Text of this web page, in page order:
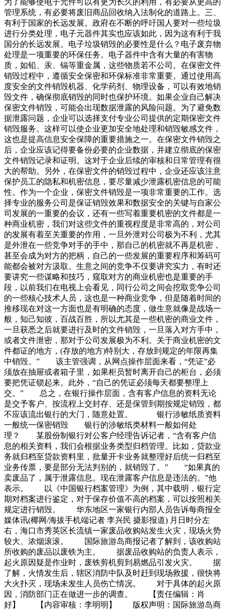
为了能够使电子元件可以有更为长久的利用，有必要从更高的
管理系统，有必要将废旧商品回收纳入法制化的道路上。三、
有利于国家的长远发展。政府在不断的呼吁国人要对一些垃圾
进行分类处理，电子元器件其实也应该如此，因为这有利于我
国分的长远发展。电子垃圾销毁的必要性是什么？电子废弃物
处理是一项重要的环保任务。电子器件中含有大量的有害物
质，如铅、汞、镉等重金属，这些物质若不公司。在保密文件
销毁过程中，遵循安全保密和环保标准非常重要。通过使用高
度安全的文件销毁机器、化学药剂、物理设备，可以有效地销
毁文件，确保彻底销毁的同时也保护环境。如果企业自己解决
保密文件销毁，可能会出现数据泄露的风险问题。为了避免数
据泄露问题，企业可以选择支付专业公司提供的定期保密文件
销毁服务。这样可以使企业更加安全地处理和销毁敏感文件，
这也是提高信息安全保障的重要措施之一。在保密文件销毁之
后，企业应该记得要备份必要的企业数据，并建立彻底的保密
文件销毁记录和证明。这对于企业后续的审核和日常管理有很
大的帮助。另外，在保密文件的销毁过程中，企业还应该注意
保护员工的隐私和机密信息，要尽量减少泄露机密信息的可能
性。作为一个企业，保密文件销毁是一项非常重要的工作。选
择专业的服务公司是保证销毁效果和数据安全的关键与自家公
司发展的一重要的会议，还有一些写着重要机密的文件都是一
种商业机密，我们对这些文件的重视程度是非常高的，对公司
的发展有着至关重要的作用，一旦外泄对公司极为不利，尤其
是外泄在一些竞争对手的手中，那自己的机密就不再是机密，
甚至会成为对方的把柄，自己的一些发展的重要程序和筹码可
能都会被对方汲取。生意之间的竞争不仅要讲究实力，有时还
要讲究一些谋略和技巧，窥取对方的商业机密也是重要的手
段，以前我们在电视上会看见，同行公司之间会挖取竞争公司
的一些核心技术人员，这也是一种商业竞争，但是随着时间的
推移现在对这一方面也是有明确的态度，做生意就像是战场一
般，知己知彼，百战百胜，所以尤其是一些机密的商业文件，
一旦获悉之后就要进行及时的文件销毁，一旦落入对方手中，
或者文件泄密，那对于公司发展极为不利。关于商业机密的文
件都证的地方，(存放的地方)特别大，存放到规定的年限再集
中销毁。” 该主管强调，从网点操作层面来看，“凭证”必
须放在抽屉或者箱子里，如果柜员暂时离开自己的柜台，必须
要把凭证锁起来。此外，“自己的凭证必须每天都要整理上
交。” 总之，在银行操作层面，含有客户信息的资料无论
是交予客户、按流程上交封存、还是保管到期按规定销毁，都
不应该流出银行的大门，随意处置。 银行涉敏纸质资料
一般统一保密销毁 银行的涉敏纸类材料一般如何处
理？ 某股份制银行对公客户经理告诉记者，“含有客户信
息的相关资料，我们会根据业务类型归档管理。比如，贷款业
务就归档至贷款资料里，批量开卡业务就整理好后统一归档至
业务传票，要是部分无法判别的，就销毁了。” “如果真的
卖废品了，属于泄露信息。现在泄露客户信息是违法的。”他
表示。 以《中国银行档案管理》为例，其中载明，银行定
期对档案进行鉴定，对于保存价值不高的档案，可以按照相关
规定进行销毁。 华东地区一家银行内部人员告诉每商报全
媒体讯(椰网/海拔手机端记者 李兴民 摄影报道) 月日时分左
右，海口市秀英区长流镇一家废品收购站发生火灾，现场火势
较大、浓烟滚滚。 国际旅游岛商报记者了解到，该收购站
所收购的废品以废铁为主。 据废品收购站的负责人表示，
起火原因疑是作业时，废铁剪机剪到易燃品引发火灾。 据
了解，火情发生后，辖区消防中队及时赶到现场救援，很快将
大火扑灭，现场未发生人员伤亡情况。 对于具体的起火原
因，消防部门正在做进一步的调查。 【责任编辑：肖
好】 【内容审核：李明明】 版权声明：国际旅游岛商